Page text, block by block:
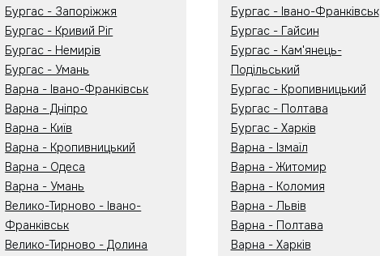
Бургас - Запоріжжя
Бургас - Кривий Ріг
Бургас - Немирів
Бургас - Умань
Варна - Івано-Франківськ
Варна - Дніпро
Варна - Київ
Варна - Кропивницький
Варна - Одеса
Варна - Умань
Велико-Тирново - Івано-
Франківськ
Велико-Тирново - Долина
Бургас - Івано-Франківськ
Бургас - Гайсин
Бургас - Кам'янець-
Подільський
Бургас - Кропивницький
Бургас - Полтава
Бургас - Харків
Варна - Ізмаїл
Варна - Житомир
Варна - Коломия
Варна - Львів
Варна - Полтава
Варна - Харків